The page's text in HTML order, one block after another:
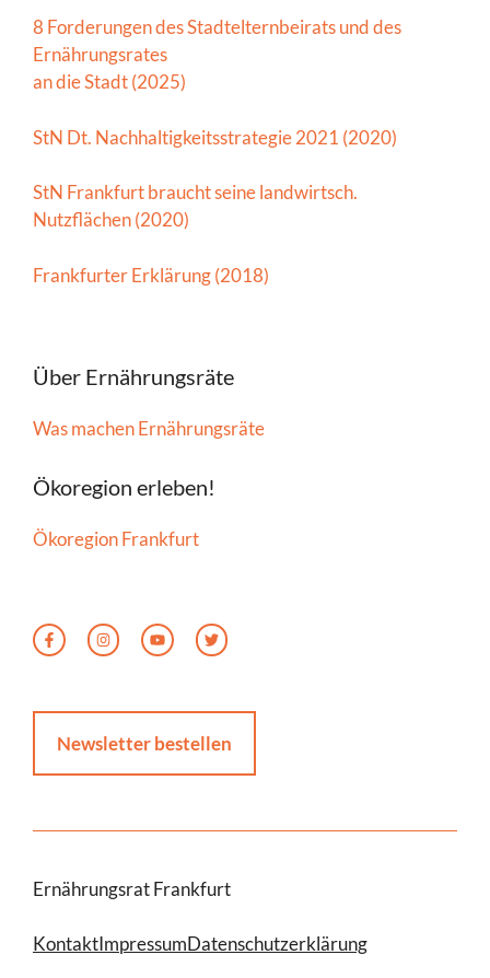
8 Forderungen des Stadtelternbeirats und des
Ernährungsrates
an die Stadt (2025)
StN Dt. Nachhaltigkeitsstrategie 2021 (2020)
StN Frankfurt braucht seine landwirtsch.
Nutzflächen (2020)
Frankfurter Erklärung (2018)
Über Ernährungsräte
Was machen Ernährungsräte
Ökoregion erleben!
Ökoregion Frankfurt
Newsletter bestellen
Ernährungsrat Frankfurt
KontaktImpressumDatenschutzerklärung